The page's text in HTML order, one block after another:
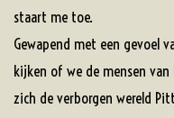
staart me toe.
Gewapend met een gevoel
kijken of we de mensen
zich de verborgen wereld